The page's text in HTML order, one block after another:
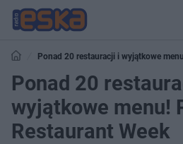
Ponad 20 restauracji i wyjątkowe
Ponad 20
wyjątkowe menu!
Restaurant Week